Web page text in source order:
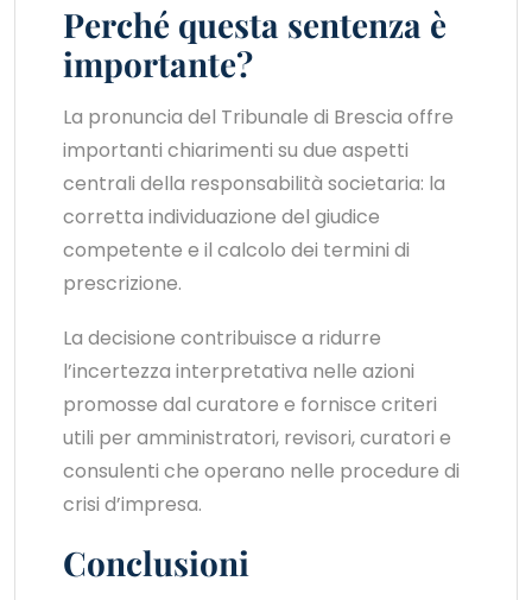
Perché questa sentenza è
importante?
La pronuncia del Tribunale di Brescia offre
importanti chiarimenti su due aspetti
centrali della responsabilità societaria: la
corretta individuazione del giudice
competente e il calcolo dei termini di
prescrizione.
La decisione contribuisce a ridurre
l’incertezza interpretativa nelle azioni
promosse dal curatore e fornisce criteri
utili per amministratori, revisori, curatori e
consulenti che operano nelle procedure di
crisi d’impresa.
Conclusioni